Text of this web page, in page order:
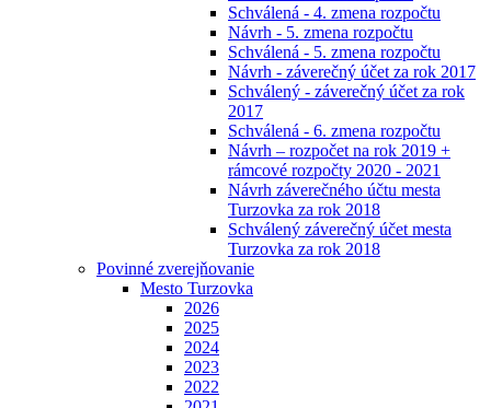
Schválená - 4. zmena rozpočtu
Návrh - 5. zmena rozpočtu
Schválená - 5. zmena rozpočtu
Návrh - záverečný účet za rok 2017
Schválený - záverečný účet za rok
2017
Schválená - 6. zmena rozpočtu
Návrh – rozpočet na rok 2019 +
rámcové rozpočty 2020 - 2021
Návrh záverečného účtu mesta
Turzovka za rok 2018
Schválený záverečný účet mesta
Turzovka za rok 2018
Povinné zverejňovanie
Mesto Turzovka
2026
2025
2024
2023
2022